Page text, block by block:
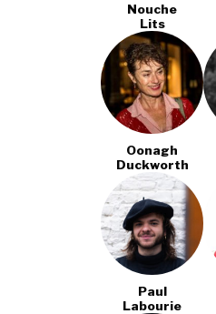
Nouche
Lits
Oonagh
Duckworth
Paul
Labourie